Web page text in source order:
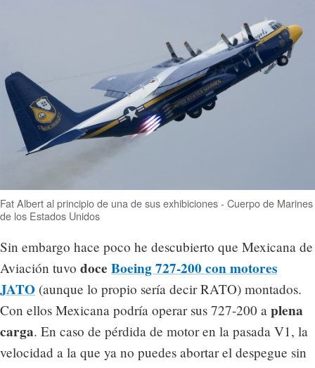
Fat Albert al principio de una de sus exhibiciones - Cuerpo de Marines
de los Estados Unidos
Sin embargo hace poco he descubierto que Mexicana de
Aviación tuvo doce Boeing 727-200 con motores
JATO (aunque lo propio sería decir RATO) montados.
Con ellos Mexicana podría operar sus 727-200 a plena
carga. En caso de pérdida de motor en la pasada V1, la
velocidad a la que ya no puedes abortar el despegue sin